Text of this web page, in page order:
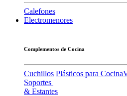
Calefones
Electromenores
Complementos de Cocina
Cuchillos Plásticos para Cocina
Soportes
& Estantes